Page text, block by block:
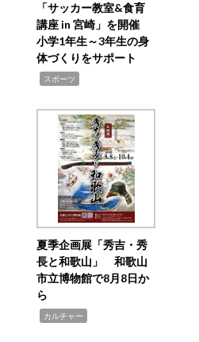
「サッカー教室&食育
講座 in 宮崎」を開催
小学1年生～3年生の身
体づくりをサポート
スポーツ
夏季企画展「秀吉・秀
長と和歌山」 和歌山
市立博物館で8月8日か
ら
カルチャー